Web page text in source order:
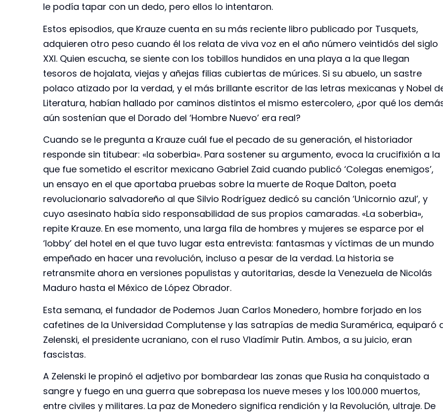
le podía tapar con un dedo, pero ellos lo intentaron.
Estos episodios, que Krauze cuenta en su más reciente libro publicado por Tusquets,
adquieren otro peso cuando él los relata de viva voz en el año número veintidós del siglo
XXI. Quien escucha, se siente con los tobillos hundidos en una playa a la que llegan
tesoros de hojalata, viejas y añejas filias cubiertas de múrices. Si su abuelo, un sastre
polaco atizado por la verdad, y el más brillante escritor de las letras mexicanas y Nobel
Literatura, habían hallado por caminos distintos el mismo estercolero, ¿por qué los
aún sostenían que el Dorado del ‘Hombre Nuevo’ era real?
Cuando se le pregunta a Krauze cuál fue el pecado de su generación, el historiador
responde sin titubear: «la soberbia». Para sostener su argumento, evoca la crucifixión a la
que fue sometido el escritor mexicano Gabriel Zaid cuando publicó ‘Colegas enemigos’,
un ensayo en el que aportaba pruebas sobre la muerte de Roque Dalton, poeta
revolucionario salvadoreño al que Silvio Rodríguez dedicó su canción ‘Unicornio azul’, y
cuyo asesinato había sido responsabilidad de sus propios camaradas. «La soberbia»,
repite Krauze. En ese momento, una larga fila de hombres y mujeres se esparce por el
‘lobby’ del hotel en el que tuvo lugar esta entrevista: fantasmas y víctimas de un mundo
empeñado en hacer una revolución, incluso a pesar de la verdad. La historia se
retransmite ahora en versiones populistas y autoritarias, desde la Venezuela de Nicolás
Maduro hasta el México de López Obrador.
Esta semana, el fundador de Podemos Juan Carlos Monedero, hombre forjado en los
cafetines de la Universidad Complutense y las satrapías de media Suramérica, equiparó
Zelenski, el presidente ucraniano, con el ruso Vladímir Putin. Ambos, a su juicio, eran
fascistas.
A Zelenski le propinó el adjetivo por bombardear las zonas que Rusia ha conquistado a
sangre y fuego en una guerra que sobrepasa los nueve meses y los 100.000 muertos,
entre civiles y militares. La paz de Monedero significa rendición y la Revolución, ultraje. De